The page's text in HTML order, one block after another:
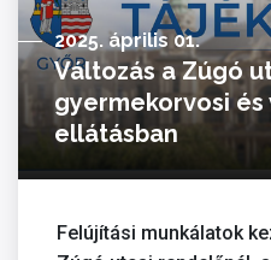
2025. április 01.
Változás a Zúgó
gyermekorvosi és
ellátásban
Felújítási munkálatok